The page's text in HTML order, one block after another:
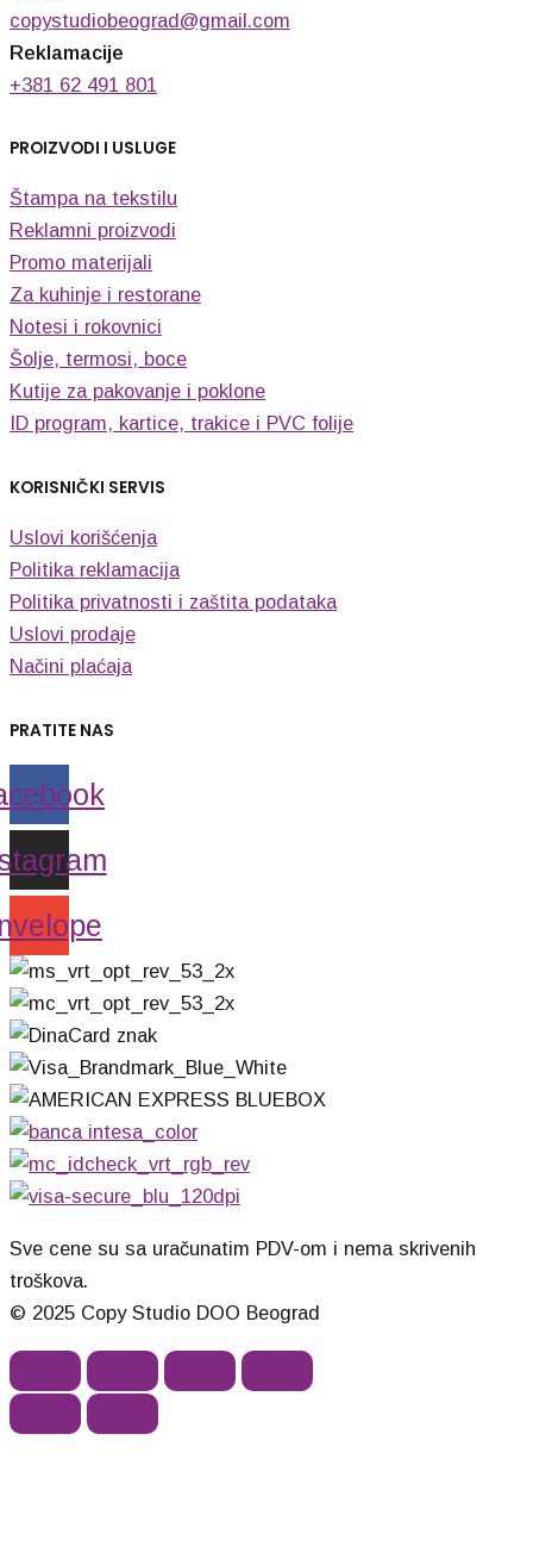
copystudiobeograd@gmail.com
Reklamacije
+381 62 491 801
PROIZVODI I USLUGE
Štampa na tekstilu
Reklamni proizvodi
Promo materijali
Za kuhinje i restorane
Notesi i rokovnici
Šolje, termosi, boce
Kutije za pakovanje i poklone
ID program, kartice, trakice i PVC folije
KORISNIČKI SERVIS
Uslovi korišćenja
Politika reklamacija
Politika privatnosti i zaštita podataka
Uslovi prodaje
Načini plaćaja
PRATITE NAS
Sve cene su sa uračunatim PDV-om i nema skrivenih
troškova.
© 2025 Copy Studio DOO Beograd